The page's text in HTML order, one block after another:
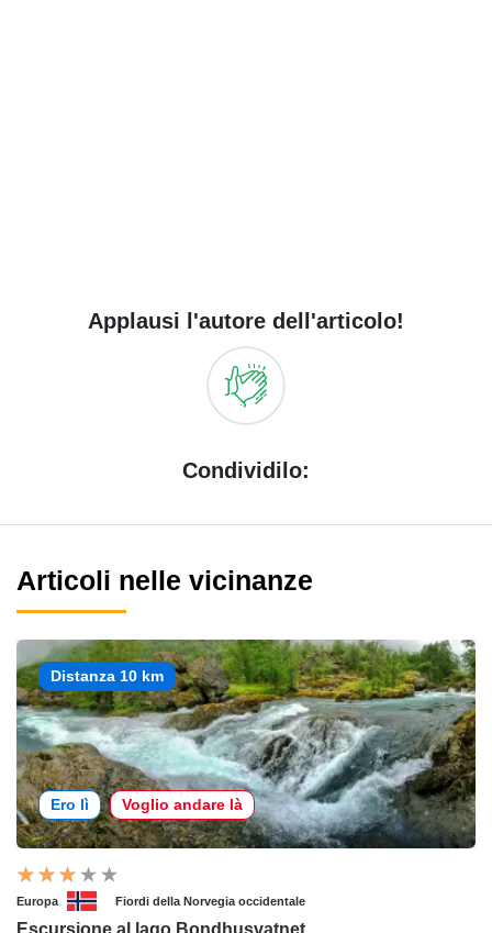
Applausi l'autore dell'articolo!
Condividilo:
Articoli nelle vicinanze
Distanza 10 km
Ero lì Voglio andare là
Europa Fiordi della Norvegia occidentale
Escursione al lago Bondhusvatnet